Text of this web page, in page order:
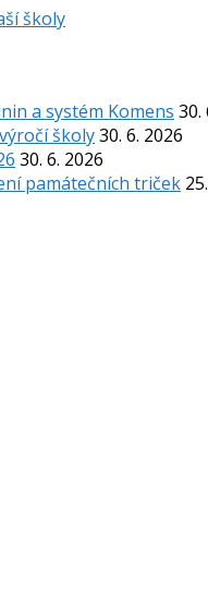
školy
a systém Komens 30.
školy30. 6. 2026
30. 6. 2026
památečních triček